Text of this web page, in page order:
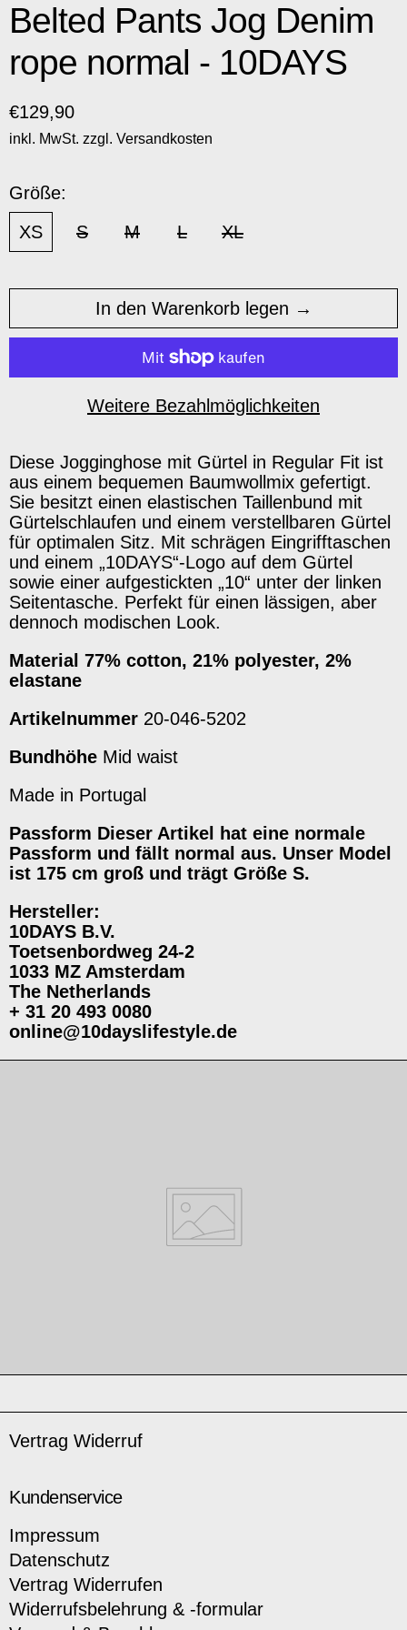
Belted Pants Jog Denim
rope normal - 10DAYS
Normaler Preis
€129,90
inkl. MwSt. zzgl. Versandkosten
Größe:
XS
S M L XL
In den Warenkorb legen
Weitere Bezahlmöglichkeiten
Diese Jogginghose mit Gürtel in Regular Fit ist
aus einem bequemen Baumwollmix gefertigt.
Sie besitzt einen elastischen Taillenbund mit
Gürtelschlaufen und einem verstellbaren Gürtel
für optimalen Sitz. Mit schrägen Eingrifftaschen
und einem „10DAYS“-Logo auf dem Gürtel
sowie einer aufgestickten „10“ unter der linken
Seitentasche. Perfekt für einen lässigen, aber
dennoch modischen Look.
Material 77% cotton, 21% polyester, 2%
elastane
Artikelnummer 20-046-5202
Bundhöhe Mid waist
Made in Portugal
Passform Dieser Artikel hat eine normale
Passform und fällt normal aus. Unser Model
ist 175 cm groß und trägt Größe S.
Hersteller:
10DAYS B.V.
Toetsenbordweg 24-2
1033 MZ Amsterdam
The Netherlands
+ 31 20 493 0080
online@10dayslifestyle.de
Vertrag Widerruf
Kundenservice
Impressum
Datenschutz
Vertrag Widerrufen
Widerrufsbelehrung & -formular